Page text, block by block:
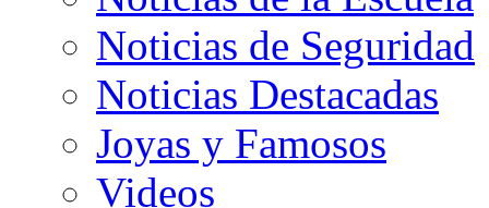
Noticias de Seguridad
Noticias Destacadas
Joyas y Famosos
Videos